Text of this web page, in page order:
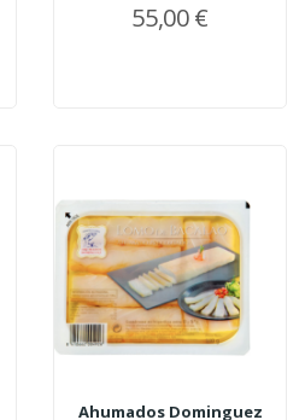
55,00 €
Ahumados Dominguez